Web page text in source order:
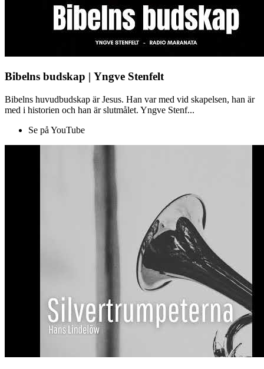
Bibelns budskap | Yngve Stenfelt
Bibelns huvudbudskap är Jesus. Han var med vid skapelsen, han är
med i historien och han är slutmålet. Yngve Stenf...
Se på YouTube